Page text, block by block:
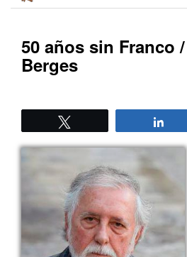
50 años sin Franco
Berges